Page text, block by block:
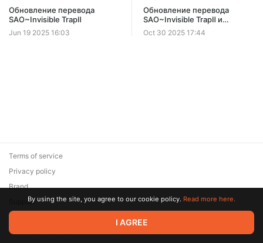
Обновление перевода
SAO~Invisible TrapⅡ
Jun 19 2025 16:03
Обновление перевода
SAO~Invisible TrapⅡ и
Новости
Oct 30 2025 17:44
© 2026 Zaya Solutions Limited. All rights reserved. All trademarks
are the property of their respective owners.
Terms of service
Privacy policy
Brand
SupportBy using the site, you agree to our cookie policy. Read more here.
I AGREE